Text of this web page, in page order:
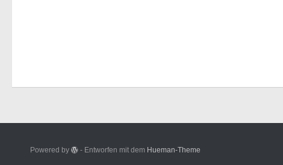
Powered by - Entworfen mit dem Hueman-Theme